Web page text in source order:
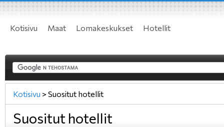
Kotisivu Maat Lomakeskukset Hotellit
Kotisivu > Suositut hotellit
Suositut hotellit